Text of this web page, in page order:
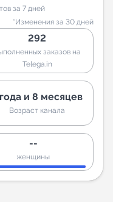
за 7 дней
*Изменения за 30 дней
292
заказов на
Telega.in
и 8 месяцев
Возраст канала
--
женщины